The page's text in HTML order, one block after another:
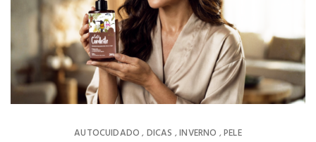
AUTOCUIDADO , DICAS ,INVERNO ,PELE